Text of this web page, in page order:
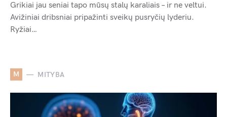
Grikiai jau seniai tapo mūsų stalų karaliais – ir ne veltui.
Avižiniai dribsniai pripažinti sveikų pusryčių lyderiu.
Ryžiai…
M MITYBA